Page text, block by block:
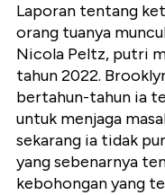
Laporan tentang
orang tuanya
Nicola Peltz, putri
tahun 2022.
bertahun-tahun ia
untuk menjaga
sekarang ia tidak
yang sebenarnya
kebohongan yang